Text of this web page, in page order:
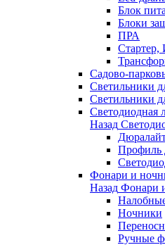
Блок
Блоки
ПРА
Садово-
Светильники
Светильники
Светодиодная
Назад
Профиль
Фонари и
Назад Фонари
Ночники
Ручные